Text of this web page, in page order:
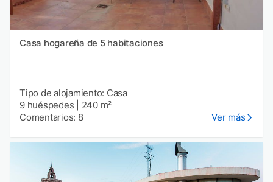
Casa hogareña de 5 habitaciones
Tipo de alojamiento: Casa
9 huéspedes
240 m²
Comentarios: 8
Ver más